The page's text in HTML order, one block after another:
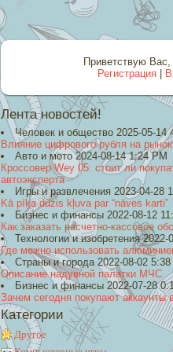
Приветствую Вас,
Регистрация
Лента новостей!
Человек и общество 2025-05-14
Влияние цифрового рубля на
Авто и мото 2024-08-14 1:24 PM
Кроссовер Wey 05: стоит ли
автоэксперта
Игры и развлечения 2023-04-28
Kā pīķa dūzis kļuva par “nāves karti”
Бизнес и финансы 2022-08-12
Как заказать расчетно-кассовое
Технологии и изобретения 2022-
Где можно использовать
Страны и города 2022-08-02 5:38
Описание надувной палатки МЧС
Бизнес и финансы 2022-07-28
Зачем сегодня покупают аккаунты
Категории
Другое